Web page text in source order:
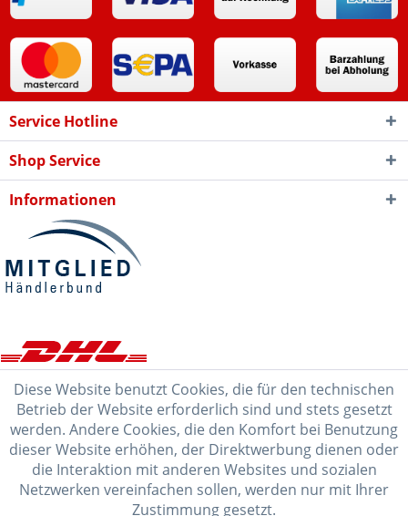
Service Hotline
Shop Service
Informationen
Diese Website benutzt Cookies, die für den technischen
Betrieb der Website erforderlich sind und stets gesetzt
werden. Andere Cookies, die den Komfort bei Benutzung
dieser Website erhöhen, der Direktwerbung dienen oder
die Interaktion mit anderen Websites und sozialen
Netzwerken vereinfachen sollen, werden nur mit Ihrer
Zustimmung gesetzt.